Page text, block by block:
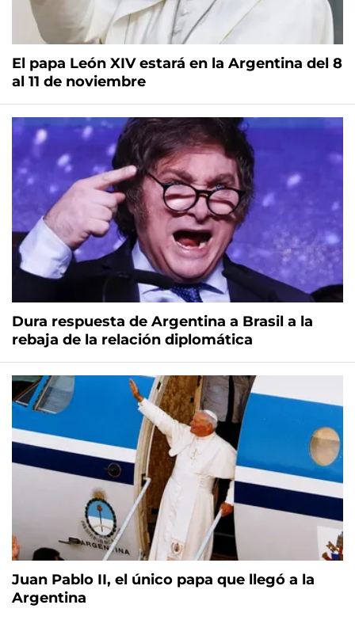
El papa León XIV estará en la Argentina del 8
al 11 de noviembre
Dura respuesta de Argentina a Brasil a la
rebaja de la relación diplomática
Juan Pablo II, el único papa que llegó a la
Argentina